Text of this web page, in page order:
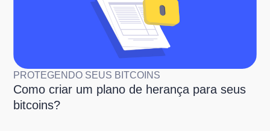
PROTEGENDO SEUS BITCOINS
Como criar um plano de herança para seus
bitcoins?